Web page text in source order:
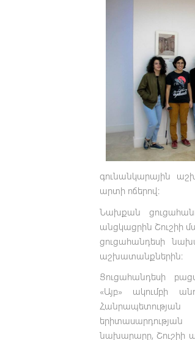
գունանկարային
արտի ոճերով։
Նախքան
անցկացրին Շուշիի
ցուցահանդեսի
աշխատանքներին։
Ցուցահանդեսի
«Այբ» ակումբի
նախարարը, Շուշիի